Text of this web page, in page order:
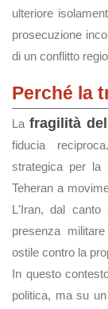
ulteriore
prosecuzione
di un conflitto
Perché la
La fragilità
fiducia
strategica per la
Teheran a
L'Iran, dal canto
presenza
ostile contro la
In questo
politica, ma su